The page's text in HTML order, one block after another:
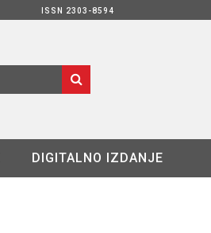
ISSN 2303-8594
DIGITALNO IZDANJE